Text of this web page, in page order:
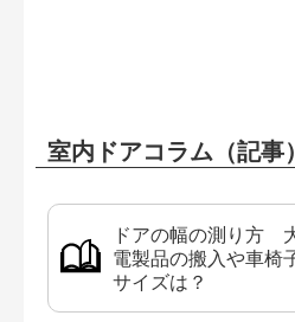
室内ドアコラム（記事）
ドアの幅の測り方
電製品の搬入や車椅
サイズは？